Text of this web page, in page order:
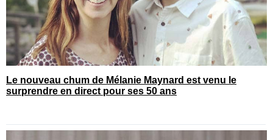
Le nouveau chum de Mélanie Maynard est venu le
surprendre en direct pour ses 50 ans